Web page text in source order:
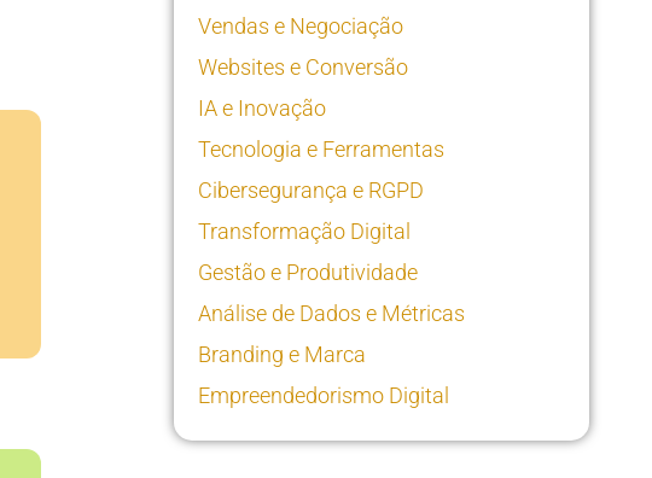
Vendas e Negociação
Websites e Conversão
IA e Inovação
Tecnologia e Ferramentas
Cibersegurança e RGPD
Transformação Digital
Gestão e Produtividade
Análise de Dados e Métricas
Branding e Marca
Empreendedorismo Digital